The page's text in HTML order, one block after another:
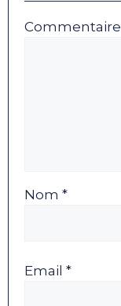
Commentaire
Nom *
Email *